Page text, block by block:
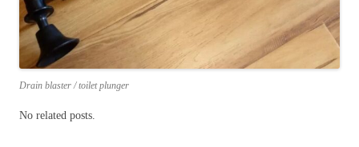
Drain blaster / toilet plunger
No related posts.